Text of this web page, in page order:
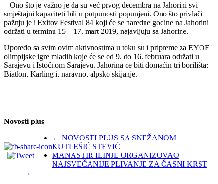
– Ono što je važno je da su već prvog decembra na Jahorini svi
smještajni kapaciteti bili u potpunosti popunjeni. Ono što privlači
pažnju je i Exitov Festival 84 koji će se naredne godine na Jahorini
održati u terminu 15 – 17. mart 2019, najavljuju sa Jahorine.
Uporedo sa svim ovim aktivnostima u toku su i pripreme za EYOF
olimpijske igre mladih koje će se od 9. do 16. februara održati u
Sarajevu i Istočnom Sarajevu. Jahorina će biti domaćin tri borilišta:
Biatlon, Karling i, naravno, alpsko skijanje.
Novosti plus
← NOVOSTI PLUS SA SNEŽANOM
KUTLEŠIĆ STEVIĆ
MANASTIR ILINJE ORGANIZOVAO
NAJSVEČANIJE PLIVANJE ZA ČASNI KRST
→